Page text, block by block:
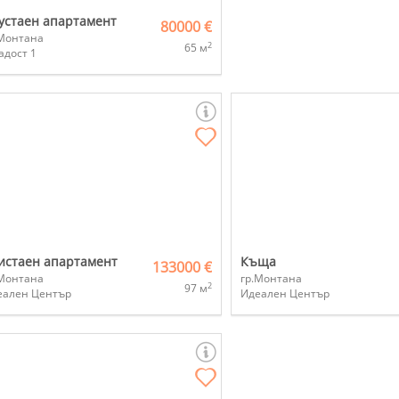
апартамент
1
80000 €
65 м2
апартамент
Център
133000 €
97 м2
Къща
гр.Монтана
Идеален Център